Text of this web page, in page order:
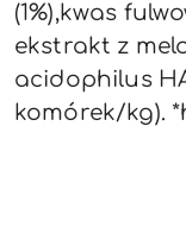
(1%),kwas
ekstrakt z
acidophilus
komórek/kg).